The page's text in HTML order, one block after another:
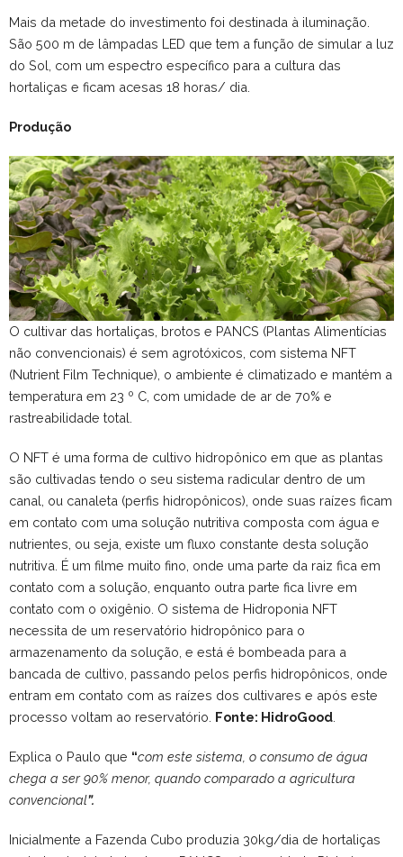
Mais da metade do investimento foi destinada à iluminação.
São 500 m de lâmpadas LED que tem a função de simular a luz
do Sol, com um espectro específico para a cultura das
hortaliças e ficam acesas 18 horas/ dia.
Produção
O cultivar das hortaliças, brotos e PANCS (Plantas Alimentícias
não convencionais) é sem agrotóxicos, com sistema NFT
(Nutrient Film Technique), o ambiente é climatizado e mantém a
temperatura em 23 º C, com umidade de ar de 70% e
rastreabilidade total.
O NFT é uma forma de cultivo hidropônico em que as plantas
são cultivadas tendo o seu sistema radicular dentro de um
canal, ou canaleta (perfis hidropônicos), onde suas raízes ficam
em contato com uma solução nutritiva composta com água e
nutrientes, ou seja, existe um fluxo constante desta solução
nutritiva. É um filme muito fino, onde uma parte da raiz fica em
contato com a solução, enquanto outra parte fica livre em
contato com o oxigênio. O sistema de Hidroponia NFT
necessita de um reservatório hidropônico para o
armazenamento da solução, e está é bombeada para a
bancada de cultivo, passando pelos perfis hidropônicos, onde
entram em contato com as raízes dos cultivares e após este
processo voltam ao reservatório. Fonte: HidroGood
Explica o Paulo que “com este sistema, o consumo de água
chega a ser 90% menor, quando comparado a agricultura
convencional”.
Inicialmente a Fazenda Cubo produzia 30kg/dia de hortaliças